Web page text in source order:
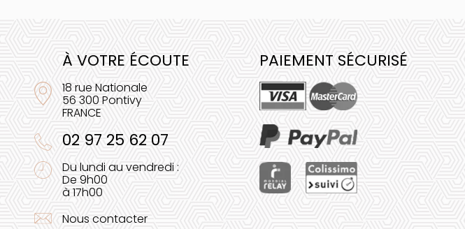
À VOTRE ÉCOUTE
18 rue Nationale
56 300 Pontivy
FRANCE
02 97 25 62 07
Du lundi au vendredi :
De 9h00
à 17h00
Nous contacter
PAIEMENT SÉCURISÉ